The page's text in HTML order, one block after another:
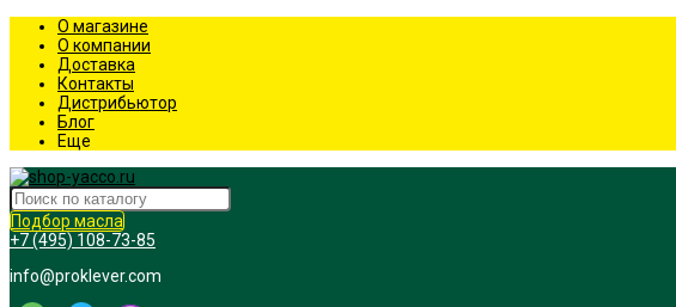
О магазине
О компании
Доставка
Контакты
Дистрибьютор
Блог
Еще
Подбор масла
+7 (495) 108-73-85
info@proklever.com